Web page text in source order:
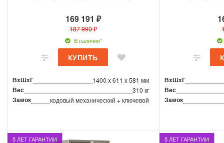
169 191 ₽
187 990 ₽
В наличии*
ВxШxГ 1400 x 611 x 581 мм
Вес 310 кг
Замок кодовый механический + ключевой
ВxШxГ
Вес
Замок
5 ЛЕТ ГАРАНТИИ 5 ЛЕТ ГАРАНТИИ